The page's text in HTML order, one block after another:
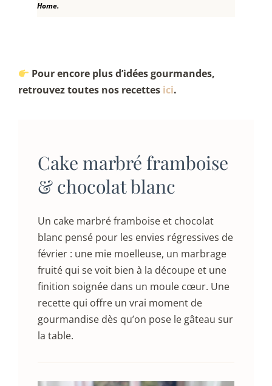
Home.
Pour encore plus d’idées gourmandes,
retrouvez toutes nos recettes ici.
Cake marbré framboise
& chocolat blanc
Un cake marbré framboise et chocolat
blanc pensé pour les envies régressives de
février : une mie moelleuse, un marbrage
fruité qui se voit bien à la découpe et une
finition soignée dans un moule cœur. Une
recette qui offre un vrai moment de
gourmandise dès qu’on pose le gâteau sur
la table.